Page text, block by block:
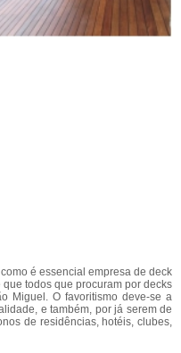
é essencial empresa de deck
todos que procuram por decks
Miguel. O favoritismo deve-se a
e também, por já serem de
de residências, hotéis, clubes,